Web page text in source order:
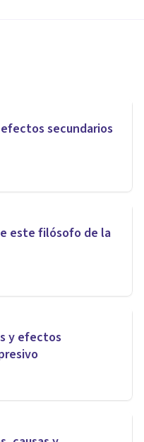
secundarios
este filósofo de la
y efectos